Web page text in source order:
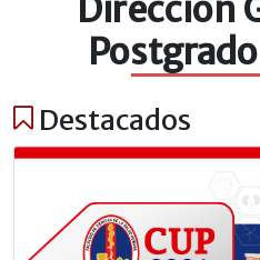
Dirección
Postgrado
Destacados